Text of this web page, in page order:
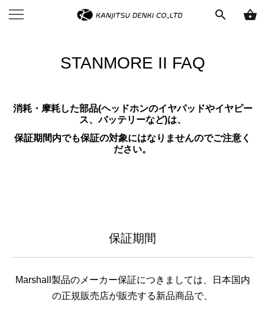
search shopping_basket
STANMORE II FAQ
消耗・摩耗した部品(ヘッドホンのイヤパッドやイヤピー
ス、バッテリーなど)は、
保証期間内でも保証の対象にはなりませんのでご注意く
ださい。
保証期間
Marshall製品のメーカー保証につきましては、日本国内
の正規販売店が販売する新品商品で、